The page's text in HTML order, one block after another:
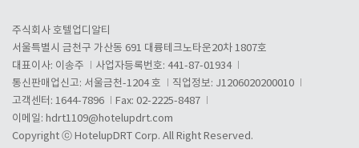
주식회사 호텔업디알티
서울특별시 금천구 가산동 691 대륭테크노타운20차 1807호
대표이사: 이송주
사업자등록번호: 441-87-01934
통신판매업신고: 서울금천-1204 호
직업정보: J1206020200010
고객센터: 1644-7896
Fax: 02-2225-8487
이메일: hdrt1109@hotelupdrt.com
Copyright ⓒ HotelupDRT Corp. All Right Reserved.